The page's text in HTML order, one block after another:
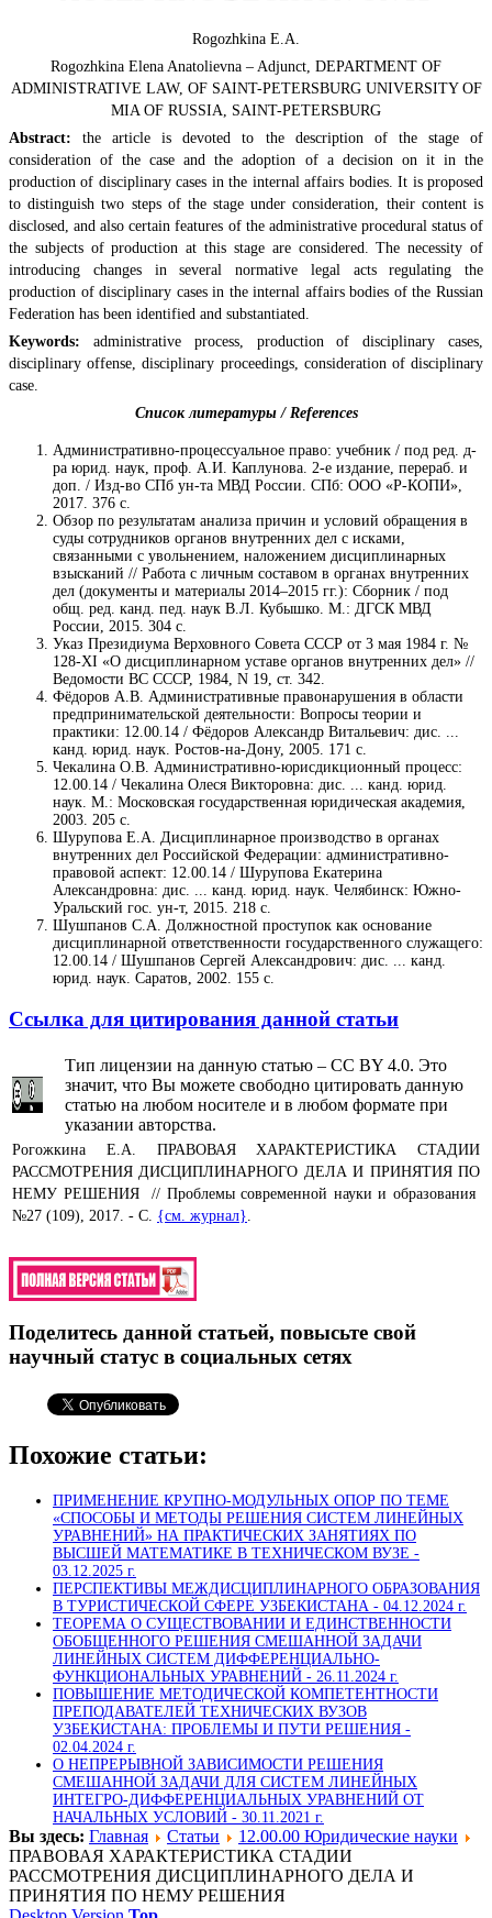
Rogozhkina E.A.
Rogozhkina Elena Anatolievna – Adjunct, DEPARTMENT OF
ADMINISTRATIVE LAW, OF SAINT-PETERSBURG UNIVERSITY OF
MIA OF RUSSIA, SAINT-PETERSBURG
Abstract: the article is devoted to the description of the stage of
consideration of the case and the adoption of a decision on it in the
production of disciplinary cases in the internal affairs bodies. It is proposed
to distinguish two steps of the stage under consideration, their content is
disclosed, and also certain features of the administrative procedural status of
the subjects of production at this stage are considered. The necessity of
introducing changes in several normative legal acts regulating the
production of disciplinary cases in the internal affairs bodies of the Russian
Federation has been identified and substantiated.
Keywords: administrative process, production of disciplinary cases,
disciplinary offense, disciplinary proceedings, consideration of disciplinary
case.
Список литературы / References
Административно-процессуальное право: учебник / под ред. д-
ра юрид. наук, проф. А.И. Каплунова. 2-е издание, перераб. и
доп. / Изд-во СПб ун-та МВД России. СПб: ООО «Р-КОПИ»,
2017. 376 с.
Обзор по результатам анализа причин и условий обращения в
суды сотрудников органов внутренних дел с исками,
связанными с увольнением, наложением дисциплинарных
взысканий // Работа с личным составом в органах внутренних
дел (документы и материалы 2014–2015 гг.): Сборник / под
общ. ред. канд. пед. наук В.Л. Кубышко. М.: ДГСК МВД
России, 2015. 304 с.
Указ Президиума Верховного Совета СССР от 3 мая 1984 г. №
128-XI «О дисциплинарном уставе органов внутренних дел» //
Ведомости ВС СССР, 1984, N 19, ст. 342.
Фёдоров А.В. Административные правонарушения в области
предпринимательской деятельности: Вопросы теории и
практики: 12.00.14 / Фёдоров Александр Витальевич: дис. ...
канд. юрид. наук. Ростов-на-Дону, 2005. 171 с.
Чекалина О.В. Административно-юрисдикционный процесс:
12.00.14 / Чекалина Олеся Викторовна: дис. ... канд. юрид.
наук. М.: Московская государственная юридическая академия,
2003. 205 с.
Шурупова Е.А. Дисциплинарное производство в органах
внутренних дел Российской Федерации: административно-
правовой аспект: 12.00.14 / Шурупова Екатерина
Александровна: дис. ... канд. юрид. наук. Челябинск: Южно-
Уральский гос. ун-т, 2015. 218 с.
Шушпанов С.А. Должностной проступок как основание
дисциплинарной ответственности государственного служащего:
12.00.14 / Шушпанов Сергей Александрович: дис. ... канд.
юрид. наук. Саратов, 2002. 155 с.
Ссылка для цитирования данной статьи
Тип лицензии на данную статью – CC BY 4.0. Это
значит, что Вы можете свободно цитировать данную
статью на любом носителе и в любом формате при
указании авторства.
Рогожкина Е.А. ПРАВОВАЯ ХАРАКТЕРИСТИКА СТАДИИ
РАССМОТРЕНИЯ ДИСЦИПЛИНАРНОГО ДЕЛА И ПРИНЯТИЯ ПО
НЕМУ РЕШЕНИЯ // Проблемы современной науки и образования
№27 (109), 2017. - С. {см. журнал}
Поделитесь данной статьей, повысьте свой
научный статус в социальных сетях
Похожие статьи:
ПРИМЕНЕНИЕ КРУПНО-МОДУЛЬНЫХ ОПОР ПО ТЕМЕ
«СПОСОБЫ И МЕТОДЫ РЕШЕНИЯ СИСТЕМ ЛИНЕЙНЫХ
УРАВНЕНИЙ» НА ПРАКТИЧЕСКИХ ЗАНЯТИЯХ ПО
ВЫСШЕЙ МАТЕМАТИКЕ В ТЕХНИЧЕСКОМ ВУЗЕ -
03.12.2025 г.
ПЕРСПЕКТИВЫ МЕЖДИСЦИПЛИНАРНОГО ОБРАЗОВАНИЯ
В ТУРИСТИЧЕСКОЙ СФЕРЕ УЗБЕКИСТАНА - 04.12.2024 г.
ТЕОРЕМА О СУЩЕСТВОВАНИИ И ЕДИНСТВЕННОСТИ
ОБОБЩЕННОГО РЕШЕНИЯ СМЕШАННОЙ ЗАДАЧИ
ЛИНЕЙНЫХ СИСТЕМ ДИФФЕРЕНЦИАЛЬНО-
ФУНКЦИОНАЛЬНЫХ УРАВНЕНИЙ - 26.11.2024 г.
ПОВЫШЕНИЕ МЕТОДИЧЕСКОЙ КОМПЕТЕНТНОСТИ
ПРЕПОДАВАТЕЛЕЙ ТЕХНИЧЕСКИХ ВУЗОВ
УЗБЕКИСТАНА: ПРОБЛЕМЫ И ПУТИ РЕШЕНИЯ -
02.04.2024 г.
О НЕПРЕРЫВНОЙ ЗАВИСИМОСТИ РЕШЕНИЯ
СМЕШАННОЙ ЗАДАЧИ ДЛЯ СИСТЕМ ЛИНЕЙНЫХ
ИНТЕГРО-ДИФФЕРЕНЦИАЛЬНЫХ УРАВНЕНИЙ ОТ
НАЧАЛЬНЫХ УСЛОВИЙ - 30.11.2021 г.
Вы здесь: Главная Статьи
12.00.00 Юридические науки
ПРАВОВАЯ ХАРАКТЕРИСТИКА СТАДИИ
РАССМОТРЕНИЯ ДИСЦИПЛИНАРНОГО ДЕЛА И
ПРИНЯТИЯ ПО НЕМУ РЕШЕНИЯ